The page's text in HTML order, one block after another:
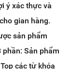
ý xác thực và
gian hàng.
sản phẩm
Sản phẩm
các từ khóa